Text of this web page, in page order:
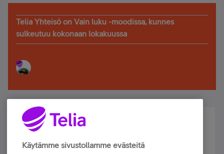
Telia Yhteisö on Vain luku -moodissa, kunnes
sulkeutuu kokonaan lokakuussa
Älä jää paitsi – osallistu ja voita!
Tilaa Telian uutiskirje ja olet mukana arvonnassa.
Käytämme sivustollamme evästeitä